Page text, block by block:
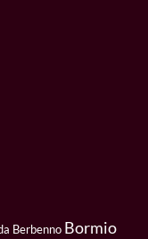
Berbenno Bormio